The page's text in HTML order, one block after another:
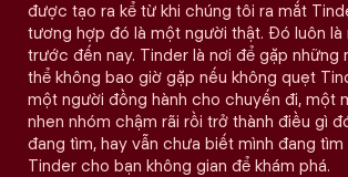
được tạo ra kể từ khi chúng tôi ra mắt
tương hợp đó là một người thật. Đó luôn
trước đến nay. Tinder là nơi để gặp những
thể không bao giờ gặp nếu không quẹt
một người đồng hành cho chuyến đi, một
nhen nhóm chậm rãi rồi trở thành điều gì
đang tìm, hay vẫn chưa biết mình đang tìm
Tinder cho bạn không gian để khám phá.